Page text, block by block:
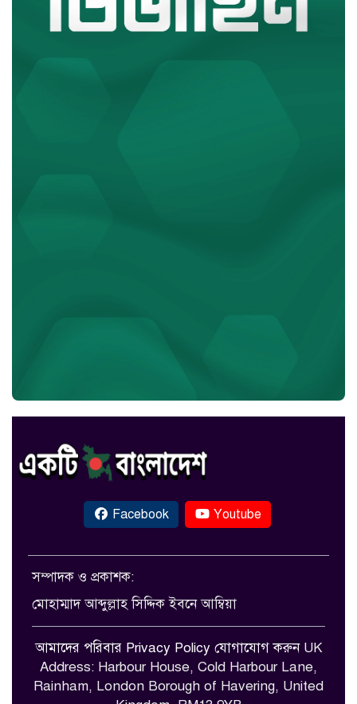
Facebook Youtube
সম্পাদক ও প্রকাশক:
মোহাম্মাদ আব্দুল্লাহ সিদ্দিক ইবনে আম্বিয়া
আমাদের পরিবার Privacy Policy যোগাযোগ করুনUK
Address: Harbour House, Cold Harbour Lane,
Rainham, London Borough of Havering, United